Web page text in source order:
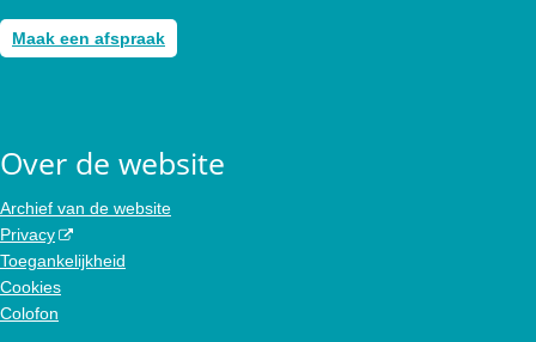
Maak een afspraak
Over de website
Archief van de website
Privacy
Toegankelijkheid
Cookies
Colofon